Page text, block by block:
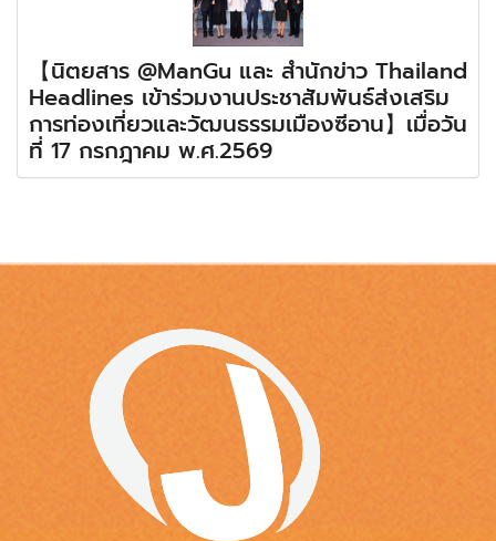
【นิตยสาร @ManGu และ สำนักข่าว Thailand
Headlines เข้าร่วมงานประชาสัมพันธ์ส่งเสริม
การท่องเที่ยวและวัฒนธรรมเมืองซีอาน】เมื่อวัน
ที่ 17 กรกฎาคม พ.ศ.2569